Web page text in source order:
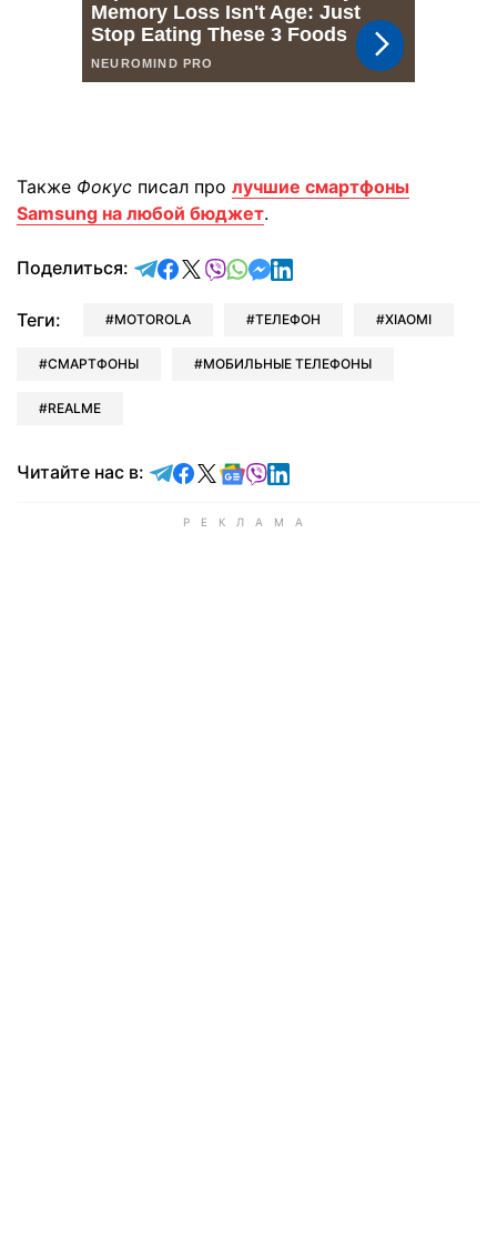
Также Фокус писал про лучшие смартфоны
Samsung на любой бюджет.
Поделиться: отправить в Telegram
поделиться в Facebook
поделиться в X
отправить в Viber
отправить в Whatsapp
отправить в Messenger
отправить в LinkedIn
Теги: MOTOROLA ТЕЛЕФОН XIAOMI
СМАРТФОНЫ МОБИЛЬНЫЕ ТЕЛЕФОНЫ
REALME
Читайте нас в: Читайте в Telegram
Читайте в Facebook
Читайте в X
Читайте в Google news
Читайте в Viber
Читайте в LinkedIn